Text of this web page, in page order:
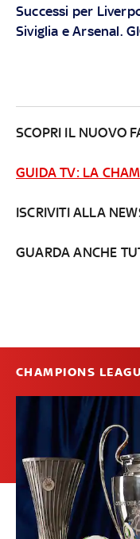
Successi per
Siviglia e Arsenal.
SCOPRI IL NUOVO
GUIDA TV: LA
ISCRIVITI ALLA
GUARDA ANCHE
CHAMPIONS